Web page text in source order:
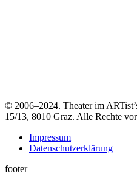
© 2006–2024. Theater im
15/13, 8010 Graz. Alle Rechte
Impressum
Datenschutzerklärung
footer